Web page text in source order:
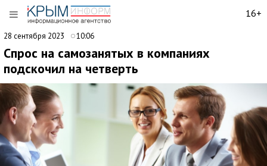
16+
28 сентября 2023 10:06
Cпрос на самозанятых в компаниях
подскочил на четверть